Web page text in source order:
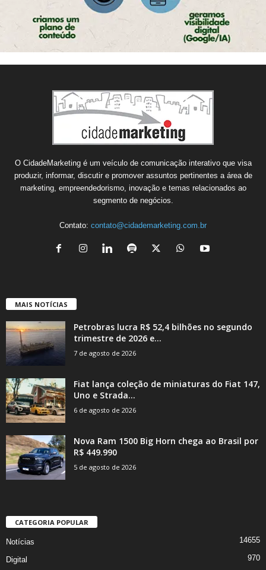
O CidadeMarketing é um veículo de comunicação interativo que visa
produzir, informar, discutir e promover assuntos pertinentes a área de
marketing, empreendedorismo, inovação e temas relacionados ao
segmento de negócios.
Contato: contato@cidademarketing.com.br
MAIS NOTÍCIAS
Petrobras lucra R$ 52,4 bilhões no segundo
trimestre de 2026 e...
7 de agosto de 2026
Fiat lança coleção de miniaturas do Fiat 147,
Uno e Strada...
6 de agosto de 2026
Nova Ram 1500 Big Horn chega ao Brasil por
R$ 449.990
5 de agosto de 2026
CATEGORIA POPULAR
Notícias 14655
Digital 970